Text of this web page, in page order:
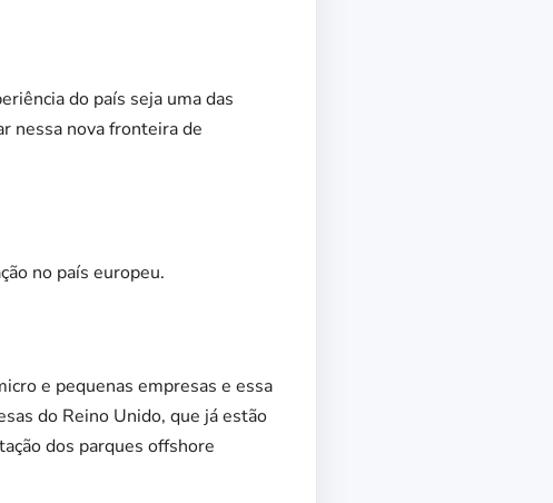
do país seja uma das
nessa nova fronteira de
no país europeu.
e pequenas empresas e essa
do Reino Unido, que já estão
dos parques offshore